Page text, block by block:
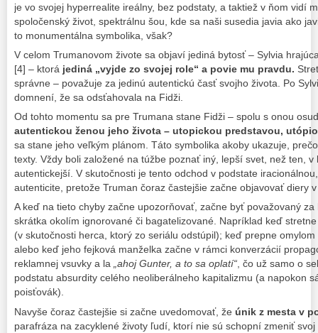
je vo svojej hyperrealite ireálny, bez podstaty, a taktiež v ňom vidí
spoločenský život, spektrálnu šou, kde sa naši susedia javia ako
to monumentálna symbolika, však?
V celom Trumanovom živote sa objaví jediná bytosť – Sylvia
[4] – ktorá jediná „vyjde zo svojej role“ a povie mu pravdu.
správne – považuje za jedinú autentickú časť svojho života. Po
domnení, že sa odsťahovala na Fidži.
Od tohto momentu sa pre Trumana stane Fidži – spolu s onou
autentickou ženou jeho života – utopickou predstavou,
sa stane jeho veľkým plánom. Táto symbolika akoby ukazuje,
texty. Vždy boli založené na túžbe poznať iný, lepší svet, než ten,
autentickejší. V skutočnosti je tento odchod v podstate
autenticite, pretože Truman čoraz častejšie začne objavovať diery
A keď na tieto chyby začne upozorňovať, začne byť považovaný
skrátka okolím ignorované či bagatelizované. Napríklad keď
(v skutočnosti herca, ktorý zo seriálu odstúpil); keď prepne
alebo keď jeho fejková manželka začne v rámci konverzácií
reklamnej vsuvky a la „ahoj Gunter, a to sa oplatí“, čo už samo o
podstatu absurdity celého neoliberálneho kapitalizmu (a napokon
poisťovák).
Navyše čoraz častejšie si začne uvedomovať, že únik z mesta v
parafráza na zacyklené životy ľudí, ktorí nie sú schopní zmeniť